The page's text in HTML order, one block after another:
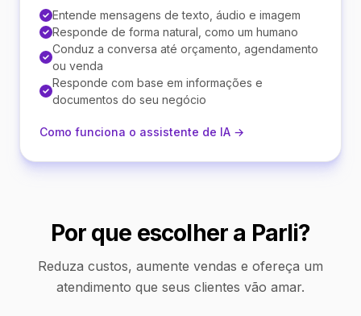
Entende mensagens de texto, áudio e imagem
Responde de forma natural, como um humano
Conduz a conversa até orçamento, agendamento
ou venda
Responde com base em informações e
documentos do seu negócio
Como funciona o assistente de IA →
Por que escolher a Parli?
Reduza custos, aumente vendas e ofereça um
atendimento que seus clientes vão amar.